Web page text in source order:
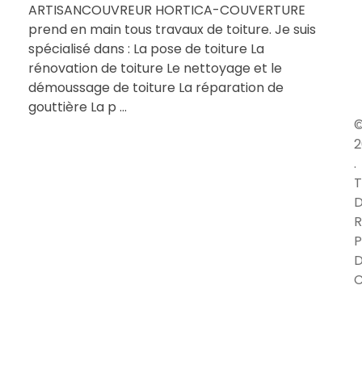
ARTISANCOUVREUR HORTICA-COUVERTURE
prend en main tous travaux de toiture. Je suis
spécialisé dans : La pose de toiture La
rénovation de toiture Le nettoyage et le
démoussage de toiture La réparation de
gouttière La p ...
.